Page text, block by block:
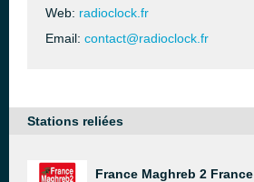
Web: radioclock.fr
Email: contact@radioclock.fr
Stations reliées
France Maghreb 2 France